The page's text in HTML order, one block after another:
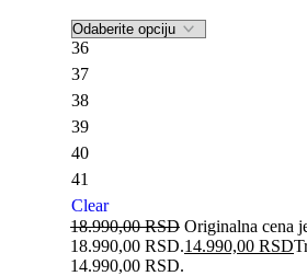
36
37
38
39
40
41
Clear
18.990,00RSD Originalna cena
18.990,00 RSD.14.990,00 RSD
14.990,00 RSD.